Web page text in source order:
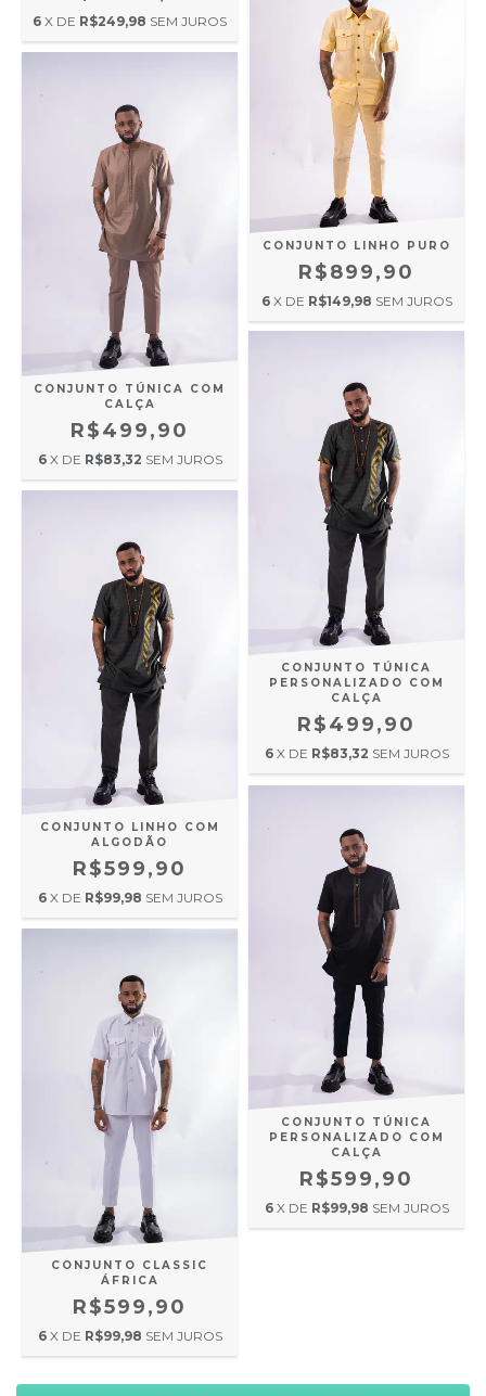
6 X DE R$249,98 SEM JUROS
CONJUNTO TÚNICA COM
CALÇA
R$499,90
6 X DE R$83,32 SEM JUROS
CONJUNTO LINHO PURO
R$899,90
6 X DE R$149,98 SEM JUROS
CONJUNTO LINHO COM
ALGODÃO
R$599,90
6 X DE R$99,98 SEM JUROS
CONJUNTO TÚNICA
PERSONALIZADO COM
CALÇA
R$499,90
6 X DE R$83,32 SEM JUROS
CONJUNTO CLASSIC
ÁFRICA
R$599,90
6 X DE R$99,98 SEM JUROS
CONJUNTO TÚNICA
PERSONALIZADO COM
CALÇA
R$599,90
6 X DE R$99,98 SEM JUROS